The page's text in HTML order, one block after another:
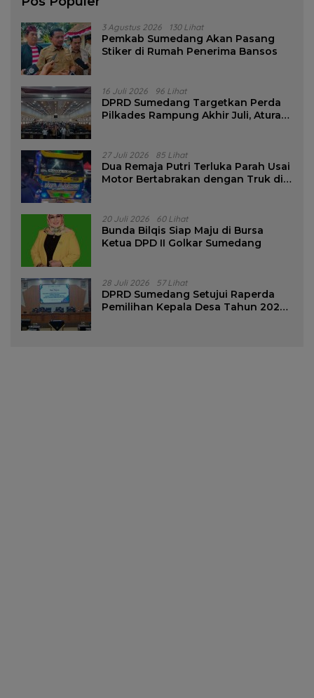
3 Agustus 2026 130 Lihat
Pemkab Sumedang Akan Pasang
Stiker di Rumah Penerima Bansos
16 Juli 2026 96 Lihat
DPRD Sumedang Targetkan Perda
Pilkades Rampung Akhir Juli, Aturan
27 Juli 2026 85 Lihat
Dua Remaja Putri Terluka Parah Usai
Motor Bertabrakan dengan Truk di
20 Juli 2026 60 Lihat
Bunda Bilqis Siap Maju di Bursa
Ketua DPD II Golkar Sumedang
28 Juli 2026 57 Lihat
DPRD Sumedang Setujui Raperda
Pemilihan Kepala Desa Tahun 2026